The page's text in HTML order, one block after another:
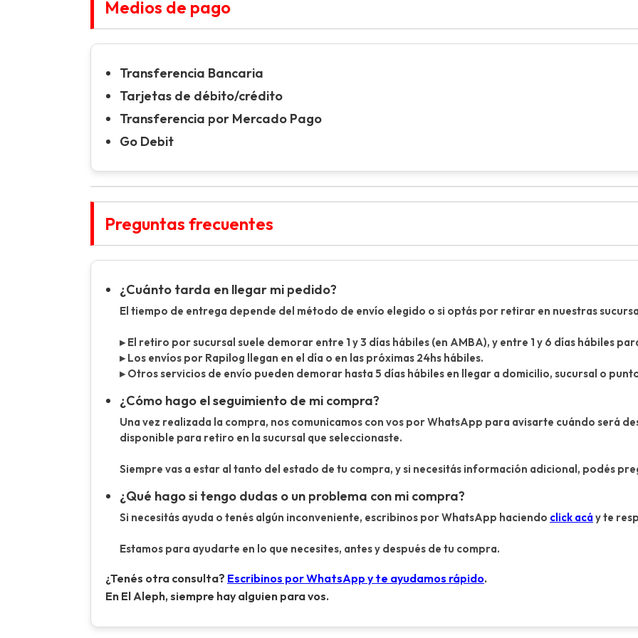
Medios de pago
Transferencia Bancaria
Tarjetas de débito/crédito
Transferencia por Mercado Pago
Go Debit
Preguntas frecuentes
¿Cuánto tarda en llegar mi pedido?
El tiempo de entrega depende del método de envío elegido o si optás por retirar en nuestras
▸ El retiro por sucursal suele demorar entre 1 y 3 días hábiles (en AMBA), y entre 1 y 6 días hábiles
▸ Los envíos por Rapilog llegan en el día o en las próximas 24hs hábiles.
▸ Otros servicios de envío pueden demorar hasta 5 días hábiles en llegar a domicilio, sucursal o
¿Cómo hago el seguimiento de mi compra?
Una vez realizada la compra, nos comunicamos con vos por WhatsApp para avisarte cuándo será
disponible para retiro en la sucursal que seleccionaste.
Siempre vas a estar al tanto del estado de tu compra, y si necesitás información adicional, podés
¿Qué hago si tengo dudas o un problema con mi compra?
Si necesitás ayuda o tenés algún inconveniente, escribinos por WhatsApp haciendo click acá y te
Estamos para ayudarte en lo que necesites, antes y después de tu compra.
¿Tenés otra consulta? Escribinos por WhatsApp y te ayudamos rápido.
En El Aleph, siempre hay alguien para vos.